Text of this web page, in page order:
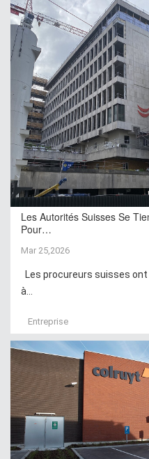
Les Autorités Suisses Se
Pour…
Mar 25,2026
Les procureurs suisses
à...
Entreprise